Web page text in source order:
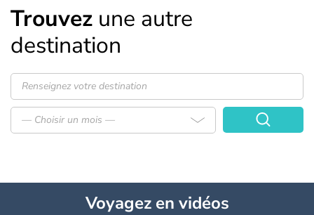
Trouvez une autre
destination
— Choisir un mois —
Voyagezen vidéos